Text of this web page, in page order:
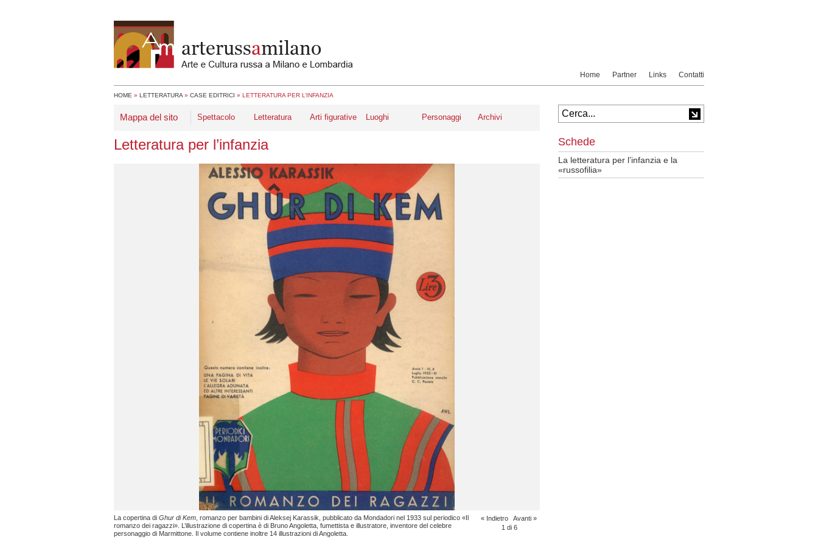
Home Partner Links Contatti
HOME » LETTERATURA » CASE EDITRICI » LETTERATURA PER L’INFANZIA
Mappa del sito Spettacolo Letteratura Arti figurative Luoghi Personaggi Archivi
Letteratura per l’infanzia
La copertina di Ghur di Kem , romanzo per bambini di Aleksej Karassik, pubblicato da Mondadori nel 1933 sul periodico «Il
romanzo dei ragazzi». L’illustrazione di copertina è di Bruno Angoletta, fumettista e illustratore, inventore del celebre
personaggio di Marmittone. Il volume contiene inoltre 14 illustrazioni di Angoletta.
« Indietro
Avanti »
1 di 6
Schede
La letteratura per l’infanzia e la
«russofilia»